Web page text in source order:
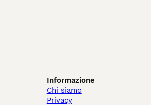
Informazione
Chi siamo
Privacy